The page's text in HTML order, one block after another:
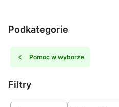
Podkategorie
Pomoc w wyborze
Filtry